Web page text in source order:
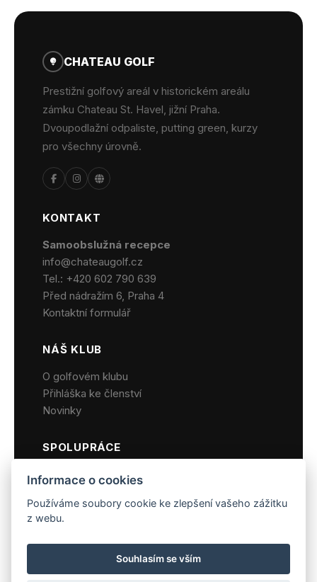
CHATEAU GOLF
Prestižní golfový areál v historickém areálu
zámku Chateau St. Havel, jižní Praha.
Dvoupodlažní odpaliste, putting green, kurzy
pro všechny úrovně.
KONTAKT
Samoobslužná recepce
info@chateaugolf.cz
Tel.: +420 602 790 639
Před nádražím 6, Praha 4
Kontaktní formulář
NÁŠ KLUB
O golfovém klubu
Přihláška ke členství
Novinky
SPOLUPRÁCE
Hotel Chateau St. Havel
Wellness centrum
Firemní akce
Informace o cookies
Používáme soubory cookie ke zlepšení vašeho zážitku
z webu.
Souhlasím se vším